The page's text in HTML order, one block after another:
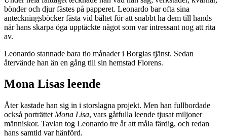
bönder och djur fästes på papperet. Leonardo bar ofta sina
anteckningsböcker fästa vid bältet för att snabbt ha dem till hands
när hans skarpa öga upptäckte något som var intressant nog att rita
av.
Leonardo stannade bara tio månader i Borgias tjänst. Sedan
återvände han än en gång till sin hemstad Florens.
Mona Lisas leende
Åter kastade han sig in i storslagna projekt. Men han fullbordade
också porträttet Mona Lisa, vars gåtfulla leende tjusat miljoner
människor. Tavlan tog Leonardo tre år att måla färdig, och redan
hans samtid var hänförd.